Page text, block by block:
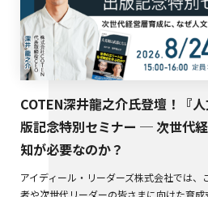
COTEN深井龍之介氏登壇！『
版記念特別セミナー ─ 次世代
知が必要なのか？
アイディール・リーダーズ株式会社では
者や次世代リーダーの皆さまに向けた育成